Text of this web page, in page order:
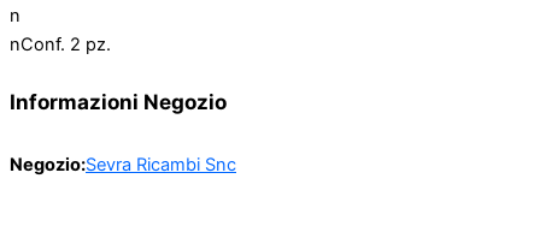
n
nConf. 2 pz.
Informazioni Negozio
Negozio:Sevra Ricambi Snc